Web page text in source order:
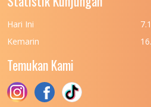
UNIVERSITAS PATTIMURA
(UPN) VETERAN JAKARTA
UNIVERSITAS
(UPN) VETERAN JAWA
Hari Ini
Kemarin
Temukan Kami